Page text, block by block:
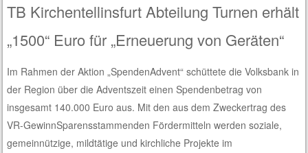
TB Kirchentellinsfurt Abteilung Turnen erhält
„1500“ Euro für „Erneuerung von Geräten“
Im Rahmen der Aktion „SpendenAdvent“ schüttete die Volksbankin
der Region über die Adventszeit einen Spendenbetrag von
insgesamt 140.000 Euro aus. Mit den aus dem Zweckertrag des
VR-GewinnSparensstammenden Fördermitteln werden soziale,
gemeinnützige, mildtätige und kirchliche Projekte im